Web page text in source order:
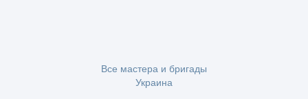
Все мастера и бригады
Украина